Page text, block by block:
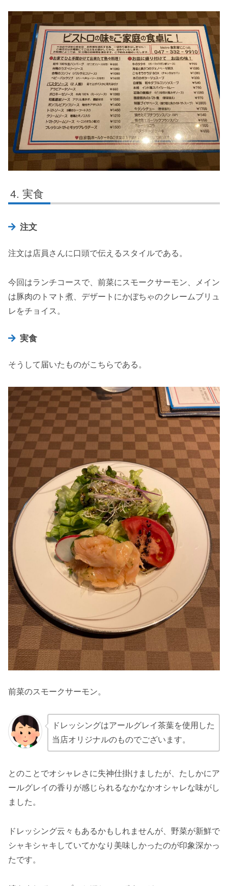
実食
注文
注文は店員さんに口頭で伝えるスタイルである。
今回はランチコースで、前菜にスモークサーモン、メイン
は豚肉のトマト煮、デザートにかぼちゃのクレームブリュ
レをチョイス。
実食
そうして届いたものがこちらである。
前菜のスモークサーモン。
ドレッシングはアールグレイ茶葉を使用した
当店オリジナルのものでございます。
とのことでオシャレさに失神仕掛けましたが、たしかにア
ールグレイの香りが感じられるなかなかオシャレな味がし
ました。
ドレッシング云々もあるかもしれませんが、野菜が新鮮で
シャキシャキしていてかなり美味しかったのが印象深かっ
たです。